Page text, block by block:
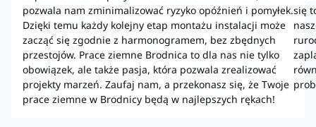
pozwala nam zminimalizować ryzyko opóźnień i pomyłek.
Dzięki temu każdy kolejny etap montażu instalacji może
zacząć się zgodnie z harmonogramem, bez zbędnych
przestojów. Prace ziemne Brodnica to dla nas nie tylko
obowiązek, ale także pasja, która pozwala zrealizować
projekty marzeń. Zaufaj nam, a przekonasz się, że Twoje
prace ziemne w Brodnicy będą w najlepszych rękach!
się